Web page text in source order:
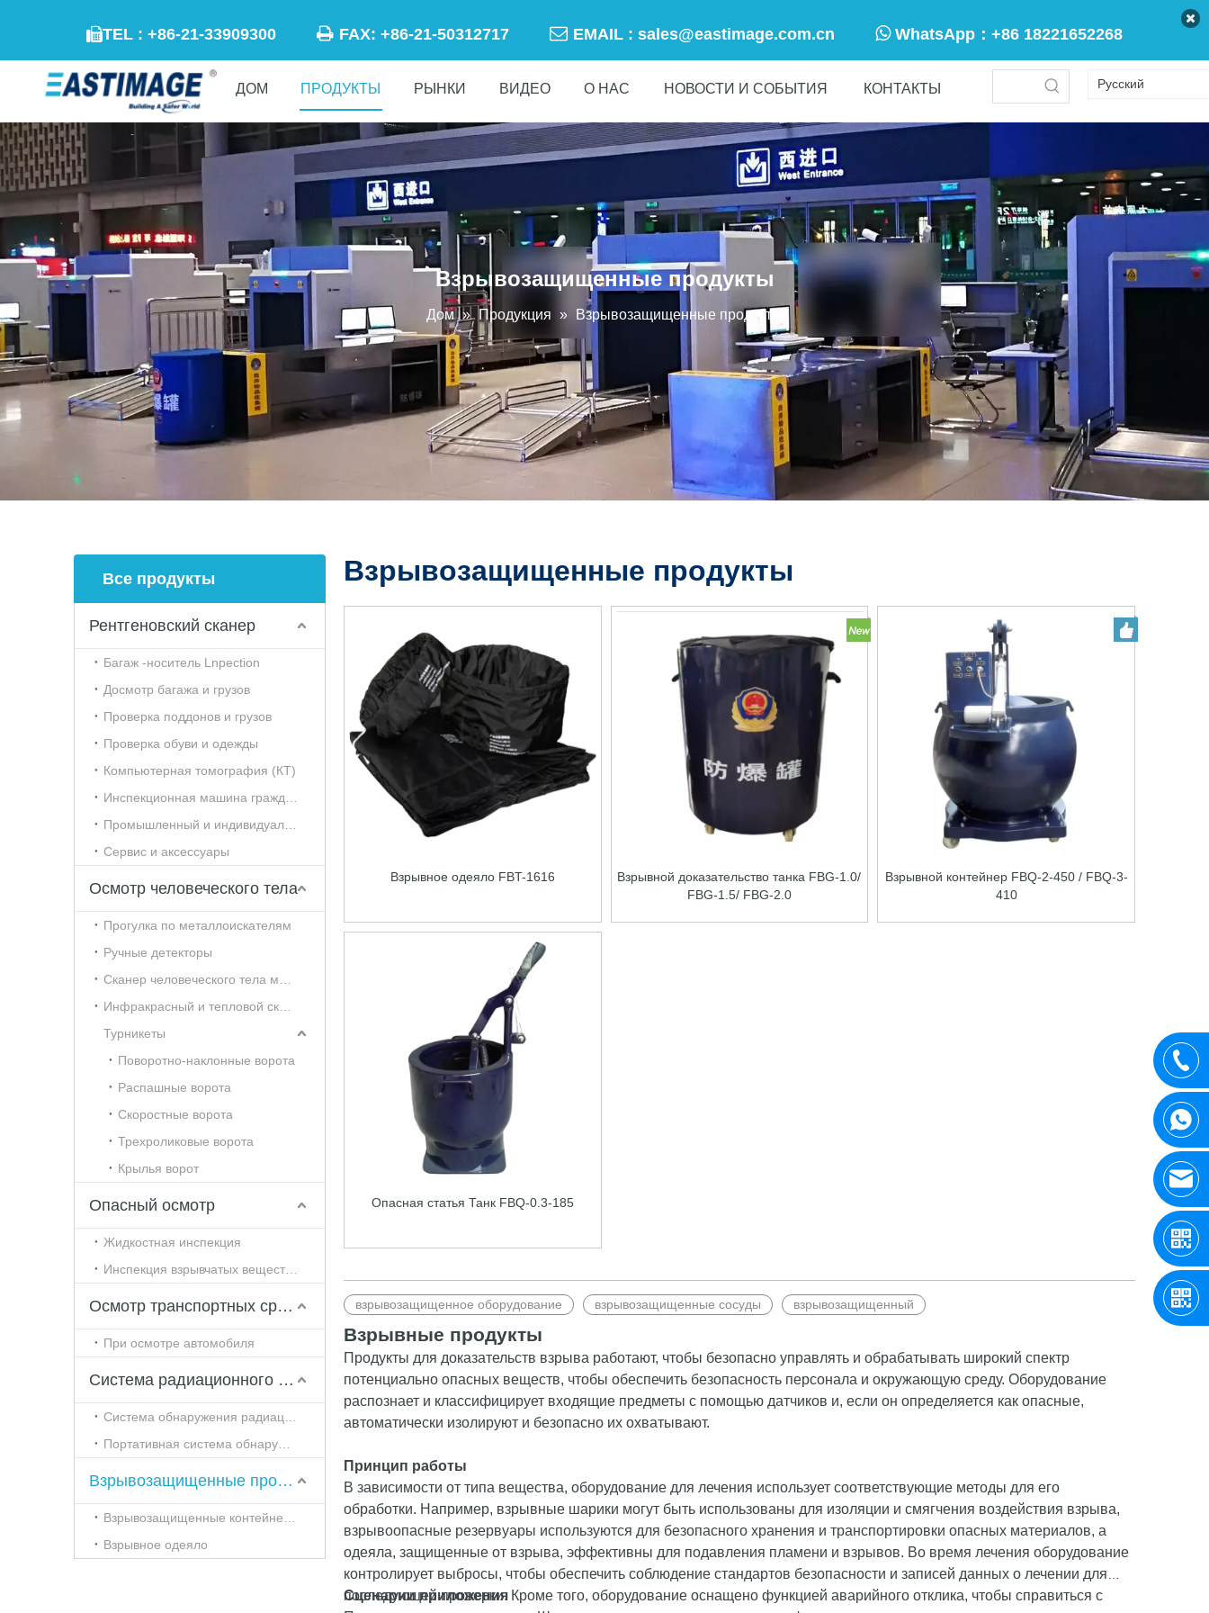
TEL : +86-21-33909300  FAX: +86-21-50312717  EMAIL : sales@eastimage.com.cn WhatsApp： +86 18221652268
ДОМ ПРОДУКТЫ РЫНКИ ВИДЕО О НАС НОВОСТИ И СОБЫТИЯ КОНТАКТЫ Pусский
Взрывозащищенные продукты
Дом » Продукция » Взрывозащищенные продукты
Все продукты
Рентгеновский сканер
Багаж -носитель Lnpection
Досмотр багажа и грузов
Проверка поддонов и грузов
Проверка обуви и одежды
Компьютерная томография (КТ)
Сервис и аксессуары
Осмотр человеческого тела
Прогулка по металлоискателям
Ручные детекторы
Турникеты
Поворотно-наклонные ворота
Распашные ворота
Скоростные ворота
Трехроликовые ворота
Крылья ворот
Опасный осмотр
Жидкостная инспекция
Осмотр транспортных средств и автомобилей
При осмотре автомобиля
Система радиационного контроля
Взрывозащищенные продукты
Взрывное одеяло
Взрывозащищенные продукты
Взрывное одеяло FBT-1616
Взрывной доказательство танка FBG-1.0/
FBG-1.5/ FBG-2.0
Взрывной контейнер FBQ-2-450 / FBQ-3-
410
Опасная статья Танк FBQ-0.3-185
взрывозащищенное оборудование взрывозащищенные сосуды взрывозащищенный
Взрывные продукты
Продукты для доказательств взрыва работают, чтобы безопасно управлять и обрабатывать широкий спектр
потенциально опасных веществ, чтобы обеспечить безопасность персонала и окружающую среду. Оборудование
распознает и классифицирует входящие предметы с помощью датчиков и, если он определяется как опасные,
автоматически изолируют и безопасно их охватывают.
Принцип работы
В зависимости от типа вещества, оборудование для лечения использует соответствующие методы для его
обработки. Например, взрывные шарики могут быть использованы для изоляции и смягчения воздействия взрыва,
взрывоопасные резервуары используются для безопасного хранения и транспортировки опасных материалов, а
одеяла, защищенные от взрыва, эффективны для подавления пламени и взрывов. Во время лечения оборудование
контролирует выбросы, чтобы обеспечить соблюдение стандартов безопасности и записей данных о лечении для
последующей проверки. Кроме того, оборудование оснащено функцией аварийного отклика, чтобы справиться с
Сценарии приложения